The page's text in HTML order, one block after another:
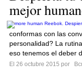
mejor
conformas con las
personalidad? La
eso tenemos el deber
El 26 octubre 2015 por